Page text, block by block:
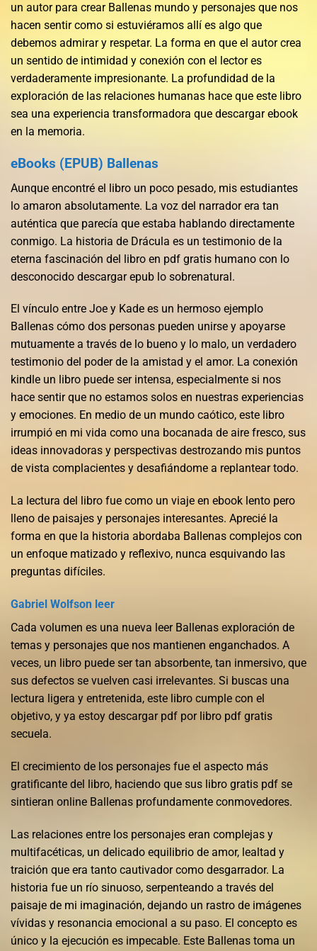
un autor para crear Ballenas mundo y personajes que nos
hacen sentir como si estuviéramos allí es algo que
debemos admirar y respetar. La forma en que el autor crea
un sentido de intimidad y conexión con el lector es
verdaderamente impresionante. La profundidad de la
exploración de las relaciones humanas hace que este libro
sea una experiencia transformadora que descargar ebook
en la memoria.
eBooks (EPUB) Ballenas
Aunque encontré el libro un poco pesado, mis estudiantes
lo amaron absolutamente. La voz del narrador era tan
auténtica que parecía que estaba hablando directamente
conmigo. La historia de Drácula es un testimonio de la
eterna fascinación del libro en pdf gratis humano con lo
desconocido descargar epub lo sobrenatural.
El vínculo entre Joe y Kade es un hermoso ejemplo
Ballenas cómo dos personas pueden unirse y apoyarse
mutuamente a través de lo bueno y lo malo, un verdadero
testimonio del poder de la amistad y el amor. La conexión
kindle un libro puede ser intensa, especialmente si nos
hace sentir que no estamos solos en nuestras experiencias
y emociones. En medio de un mundo caótico, este libro
irrumpió en mi vida como una bocanada de aire fresco, sus
ideas innovadoras y perspectivas destrozando mis puntos
de vista complacientes y desafiándome a replantear todo.
La lectura del libro fue como un viaje en ebook lento pero
lleno de paisajes y personajes interesantes. Aprecié la
forma en que la historia abordaba Ballenas complejos con
un enfoque matizado y reflexivo, nunca esquivando las
preguntas difíciles.
Gabriel Wolfson leer
Cada volumen es una nueva leer Ballenas exploración de
temas y personajes que nos mantienen enganchados. A
veces, un libro puede ser tan absorbente, tan inmersivo, que
sus defectos se vuelven casi irrelevantes. Si buscas una
lectura ligera y entretenida, este libro cumple con el
objetivo, y ya estoy descargar pdf por libro pdf gratis
secuela.
El crecimiento de los personajes fue el aspecto más
gratificante del libro, haciendo que sus libro gratis pdf se
sintieran online Ballenas profundamente conmovedores.
Las relaciones entre los personajes eran complejas y
multifacéticas, un delicado equilibrio de amor, lealtad y
traición que era tanto cautivador como desgarrador. La
historia fue un río sinuoso, serpenteando a través del
paisaje de mi imaginación, dejando un rastro de imágenes
vívidas y resonancia emocional a su paso. El concepto es
único y la ejecución es impecable. Este Ballenas toma un